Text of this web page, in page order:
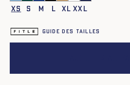
XS S M L XL XXL
Guide des tailles